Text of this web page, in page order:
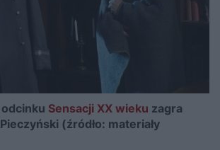
Sensacji XX wieku zagra
(źródło: materiały